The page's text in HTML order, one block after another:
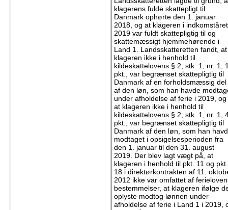
klagerens fulde skattepligt til
Danmark ophørte den 1. januar
2018, og at klageren i indkomståret
2019 var fuldt skattepligtig til og
skattemæssigt hjemmehørende i
Land 1. Landsskatteretten fandt, at
klageren ikke i henhold til
kildeskattelovens § 2, stk. 1, nr. 1,
pkt., var begrænset skattepligtig til
Danmark af en forholdsmæssig del
af den løn, som han havde
under afholdelse af ferie i 2019, og
at klageren ikke i henhold til
kildeskattelovens § 2, stk. 1, nr. 1,
pkt., var begrænset skattepligtig til
Danmark af den løn, som han
modtaget i opsigelsesperioden fra
den 1. januar til den 31. august
2019. Der blev lagt vægt på, at
klageren i henhold til pkt. 11 og pkt.
18 i direktørkontrakten af 11.
2012 ikke var omfattet af
bestemmelser, at klageren ifølge
oplyste modtog lønnen under
afholdelse af ferie i Land 1 i 2019,